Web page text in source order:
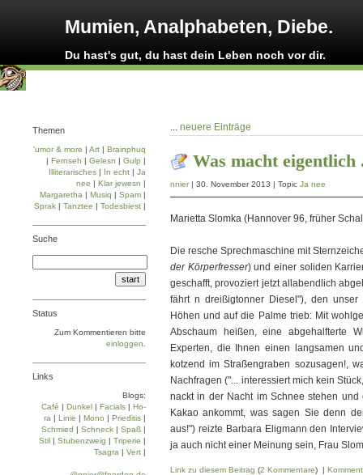
Mumien, Analphabeten, Diebe.
Du hast's gut, du hast dein Leben noch vor dir.
... neuere Einträge
Was macht eigentlich
nnier| 30. November 2013 | Topic Ja nee
Marietta Slomka (Hannover 96, früher
Die resche Sprechmaschine mit
der Körperfresser) und einer soliden
geschafft, provoziert jetzt allabendlich
fährt n dreißigtonner Diesel"), den
Höhen und auf die Palme trieb: Mit
Abschaum heißen, eine abgehalfterte
Experten, die Ihnen einen langsamen
kotzend im Straßengraben sozusagen!,
Nachfragen ("... interessiert mich kein
nackt in der Nacht im Schnee stehen und
Kakao ankommt, was sagen Sie denn
aus!") reizte Barbara Eligmann den
ja auch nicht einer Meinung sein, Frau
Link zu diesem Beitrag (2 Kommentare) |
Themen
'umor & more | Art | Brainphuq
| Fernseh | Gelesn | Gulp |
Illiterarisches | In echt | Ja
nee | Klar jewesn |
Margaretha | Musiq | Spam |
Sprak | Tanztee | Todesbiest |
Suche
Status
Zum Kommentieren bitte
einloggen
Links
Blogs:
Café | Dun­kel | Facials | Ho­
ra | Linie | Mo­no | Prie­di­tis |
Schmied | Schneck | Spaß |
Stil | Stu­ben­zweig | Tri­pe­rie |
Tsa­gra | Vert |